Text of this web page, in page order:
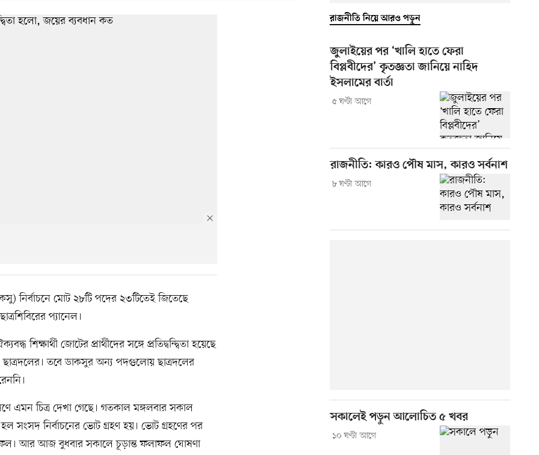
নির্বাচনে মোট ২৮টি পদের ২৩টিতেই জিতেছে
প্যানেল।
শিক্ষার্থী জোটের প্রার্থীদের সঙ্গে প্রতিদ্বন্দ্বিতা হয়েছে
ছাত্রদলের। তবে ডাকসুর অন্য পদগুলোয় ছাত্রদলের
এমন চিত্র দেখা গেছে। গতকাল মঙ্গলবার সকাল
সংসদ নির্বাচনের ভোট গ্রহণ হয়। ভোট গ্রহণের পর
আর আজ বুধবার সকালে চূড়ান্ত ফলাফল ঘোষণা
রাজনীতি নিয়ে আরও পড়ুন
জুলাইয়ের পর ‘খালি হাতে ফেরা
বিপ্লবীদের’ কৃতজ্ঞতা জানিয়ে নাহিদ
ইসলামের বার্তা
৫ ঘণ্টা আগে
রাজনীতি: কারও পৌষ মাস, কারও সর্বনাশ
৮ ঘণ্টা আগে
সকালেই পড়ুন আলোচিত ৫ খবর
১০ ঘণ্টা আগে